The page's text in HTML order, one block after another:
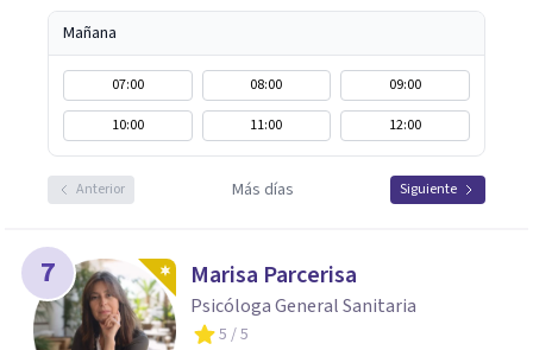
Mañana
07:00 08:00
09:00
10:00
11:00 12:00
Anterior Más días Siguiente
7 Marisa Parcerisa
Psicóloga General Sanitaria
5 / 5